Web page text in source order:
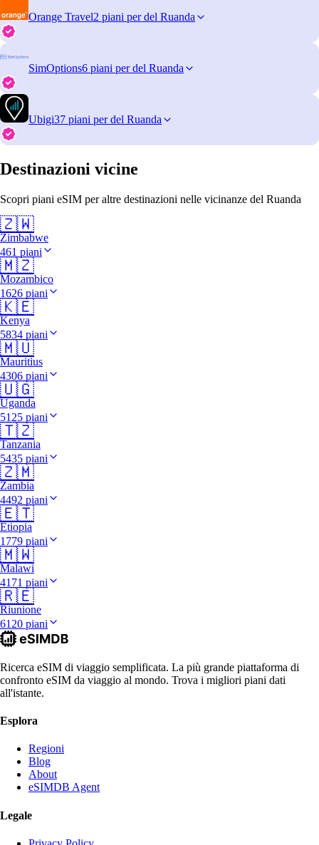
Orange Travel2 piani per del Ruanda
SimOptions6 piani per del Ruanda
Ubigi37 piani per del Ruanda
Destinazioni vicine
Scopri piani eSIM per altre destinazioni nelle vicinanze del Ruanda
🇿🇼
Zimbabwe
461 piani
🇲🇿
Mozambico
1626 piani
🇰🇪
Kenya
5834 piani
🇲🇺
Mauritius
4306 piani
🇺🇬
Uganda
5125 piani
🇹🇿
Tanzania
5435 piani
🇿🇲
Zambia
4492 piani
🇪🇹
Etiopia
1779 piani
🇲🇼
Malawi
4171 piani
🇷🇪
Riunione
6120 piani
Ricerca eSIM di viaggio semplificata. La più grande piattaforma di
confronto eSIM da viaggio al mondo. Trova i migliori piani dati
all'istante.
Esplora
Regioni
Blog
About
eSIMDB Agent
Legale